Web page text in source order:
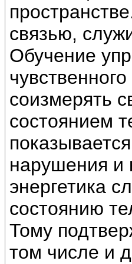
связью,
Обучение
соизмерять
состоянием
нарушения и
энергетика
состоянию
Тому
том числе и